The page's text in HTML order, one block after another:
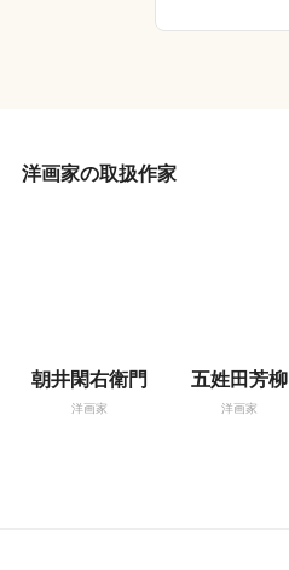
洋画家の取扱作家
朝井閑右衛門
洋画家
五姓田芳柳
洋画家